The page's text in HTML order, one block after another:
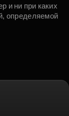
и ни при каких
определяемой